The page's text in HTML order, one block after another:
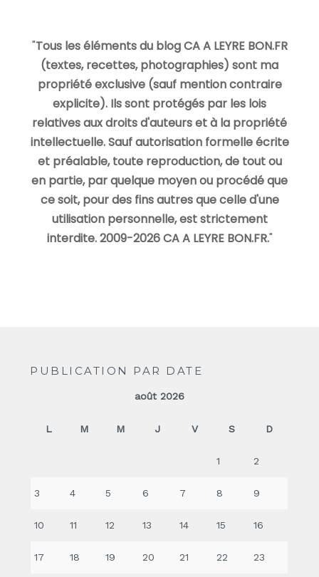
"Tous les éléments du blog CA A LEYRE BON.FR
(textes, recettes, photographies) sont ma
propriété exclusive (sauf mention contraire
explicite). Ils sont protégés par les lois
relatives aux droits d'auteurs et à la propriété
intellectuelle. Sauf autorisation formelle écrite
et préalable, toute reproduction, de tout ou
en partie, par quelque moyen ou procédé que
ce soit, pour des fins autres que celle d'une
utilisation personnelle, est strictement
interdite. 2009-2026 CA A LEYRE BON.FR."
PUBLICATION PAR DATE
août 2026
L M M J V S D
1 2
3 4 5 6 7 8 9
10 11 12 13 14 15 16
17 18 19 20 21 22 23